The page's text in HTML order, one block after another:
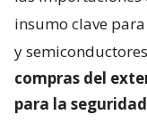
insumo clave
y semiconductores
compras del
para la